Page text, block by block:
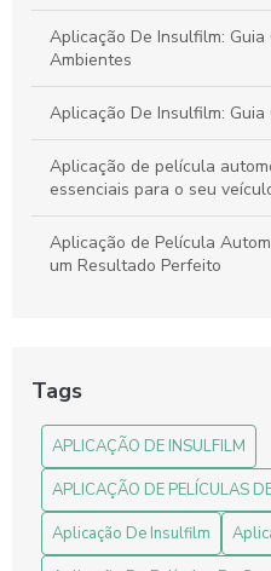
Aplicação De Insulfilm:
Ambientes
Aplicação De Insulfilm:
Aplicação de película
essenciais para o seu
Aplicação de Película
um Resultado Perfeito
Aplicação De Películas De
Aplicação de Películas em
Práticas
Aplicação de Películas em
Tags
APLICAÇÃO DE INSULFILM
APLICAÇÃO DE PELÍCULAS
Aplicação De Insulfilm